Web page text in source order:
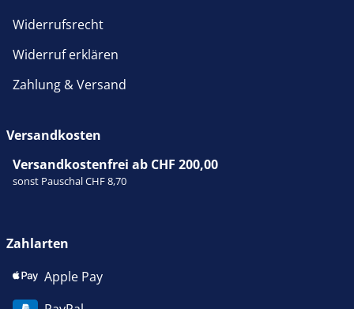
Widerrufsrecht
Widerruf erklären
Zahlung & Versand
Versandkosten
Versandkostenfrei ab CHF 200,00
sonst Pauschal CHF 8,70
Zahlarten
Apple Pay